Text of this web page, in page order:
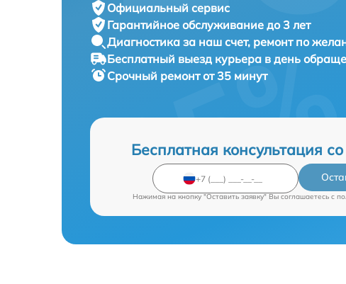
Официальный сервис
Гарантийное обслуживание до 3 лет
Диагностика за наш счет, ремонт по
Бесплатный выезд курьера в день
Срочный ремонтот 35 минут
Бесплатная консультация
Нажимая на кнопку "Оставить заявку" Вы соглашаетесь c